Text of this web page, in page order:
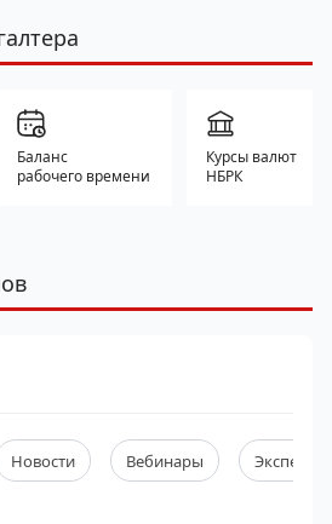
Баланс
рабочего времени
Курсы валют
НБРК
Новости Вебинары